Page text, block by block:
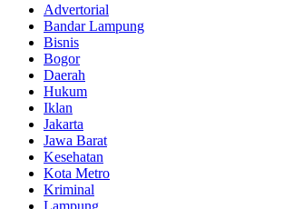
Advertorial
Bandar Lampung
Bisnis
Bogor
Daerah
Hukum
Iklan
Jakarta
Jawa Barat
Kesehatan
Kota Metro
Kriminal
Lampung